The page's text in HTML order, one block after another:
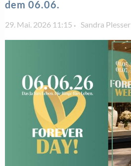
dem 06.06.
29. Mai. 2026 11:15 Sandra Plesser